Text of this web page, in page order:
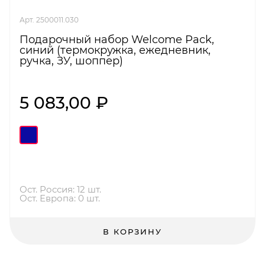
Арт. 2500011.030
Подарочный набор Welcome Pack,
синий (термокружка, ежедневник,
ручка, ЗУ, шоппер)
5 083,00 ₽
Ост. Россия: 12 шт.
Ост. Европа: 0 шт.
В КОРЗИНУ